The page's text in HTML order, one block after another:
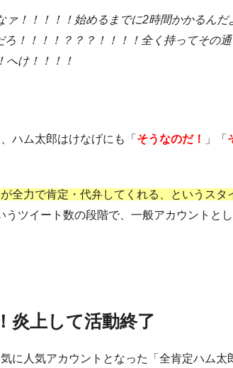
ァ！！！！！始めるまでに2時間かかるん
ろ！！！！？？？！！！！全く持ってその
へけ！！！！
ハム太郎はけなげにも「 そうなのだ！ 」「
全力で肯定・代弁してくれる、というスタ
ツイート数の段階で、一般アカウントと
炎上して活動終了
に人気アカウントとなった「全肯定ハム